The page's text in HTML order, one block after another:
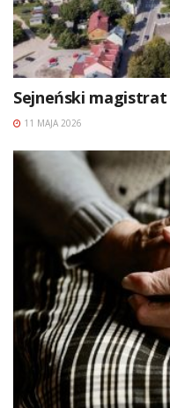
Sejneński magistrat
11 MAJA 2026